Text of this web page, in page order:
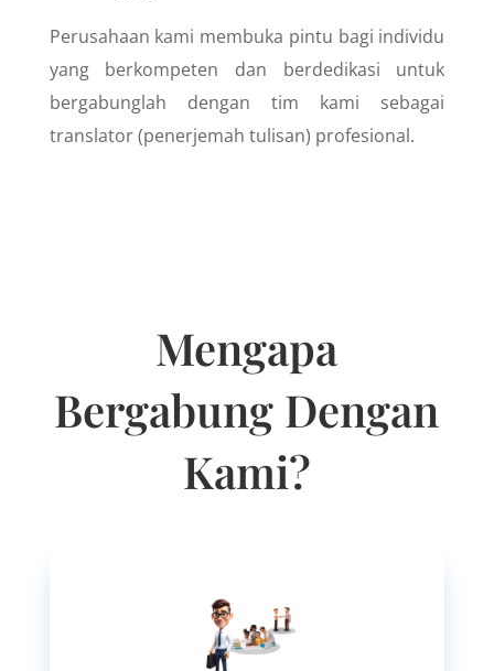
Perusahaan kami membuka pintu bagi individu
yang berkompeten dan berdedikasi untuk
bergabunglah dengan tim kami sebagai
translator (penerjemah tulisan) profesional.
Mengapa
Bergabung Dengan
Kami?